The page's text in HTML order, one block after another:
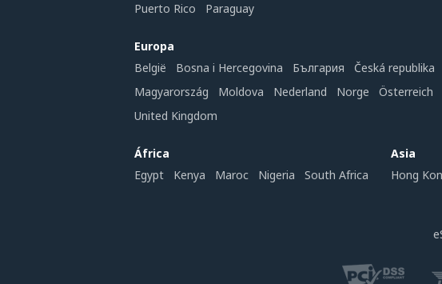
Puerto Rico
Paraguay
Europa
België
Bosna i Hercegovina България Česká republika
Magyarország
Moldova Nederland Norge Österreich
United Kingdom
África
Egypt
Kenya Maroc Nigeria South Africa
Asia
Hong